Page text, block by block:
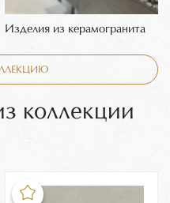
Изделия из керамогранита
коллекции